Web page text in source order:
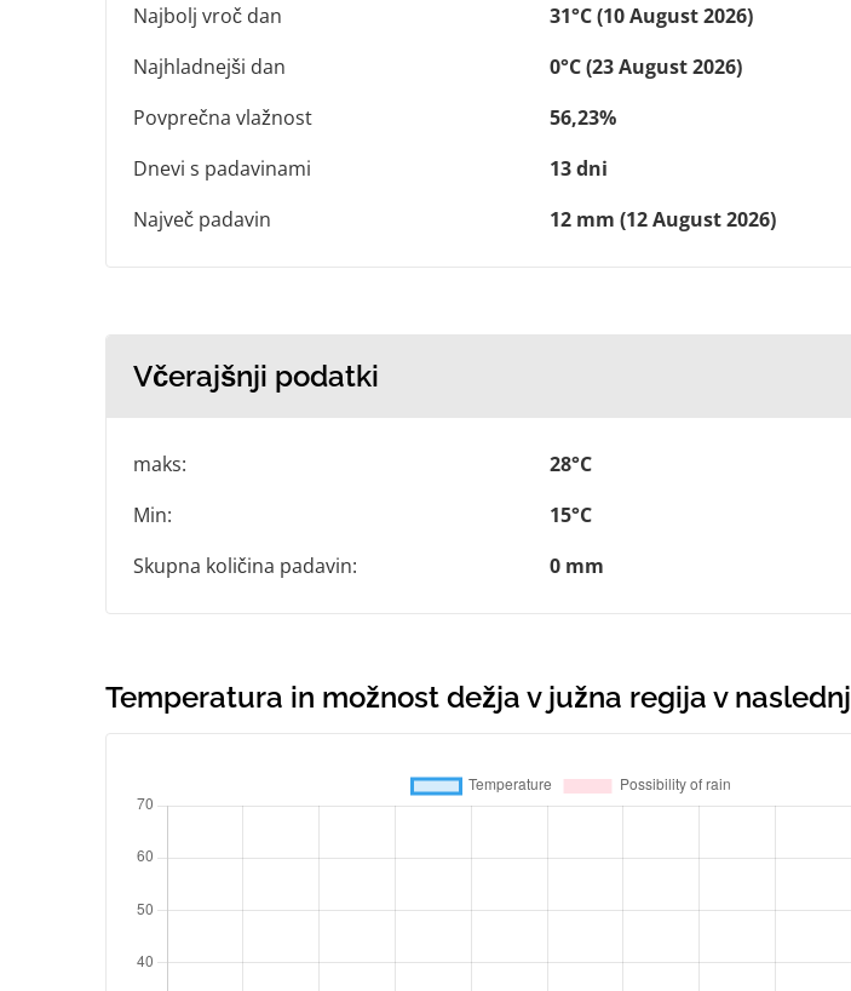
Najbolj vroč dan
31°C (10 August 2026)
Najhladnejši dan
0°C (23 August 2026)
Povprečna vlažnost
56,23%
Dnevi s padavinami
13 dni
Največ padavin
12 mm (12 August 2026)
Včerajšnji podatki
maks:
28°C
Min:
15°C
Skupna količina padavin:
0 mm
Temperatura in možnost dežja v južna regija v